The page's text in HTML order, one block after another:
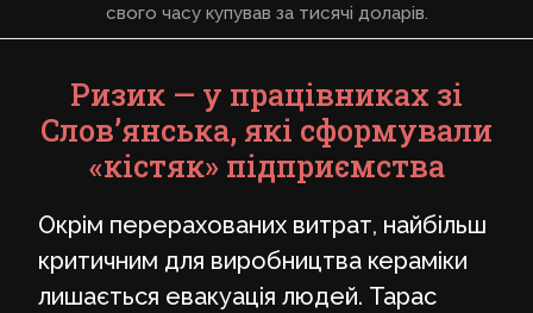
свого часу купував за тисячі доларів.
Ризик — у працівниках зі
Слов’янська, які сформували
«кістяк» підприємства
Окрім перерахованих витрат, найбільш
критичним для виробництва кераміки
лишається евакуація людей. Тарас